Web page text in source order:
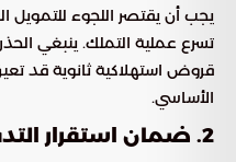
يجب أن يقتصر اللجوء
تسرع عملية التملك. ينبغي
قروض استهلاكية ثانوية قد
الأساسي.
2. ضمان استقرار التدفقات النقدية